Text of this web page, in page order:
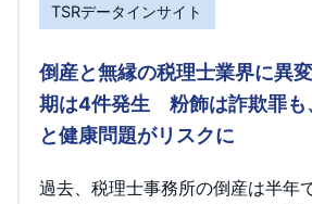
TSRデータインサイト
倒産と無縁の税理士業界に異
期は4件発生 粉飾は詐欺罪も
と健康問題がリスクに
過去、税理士事務所の倒産は半年